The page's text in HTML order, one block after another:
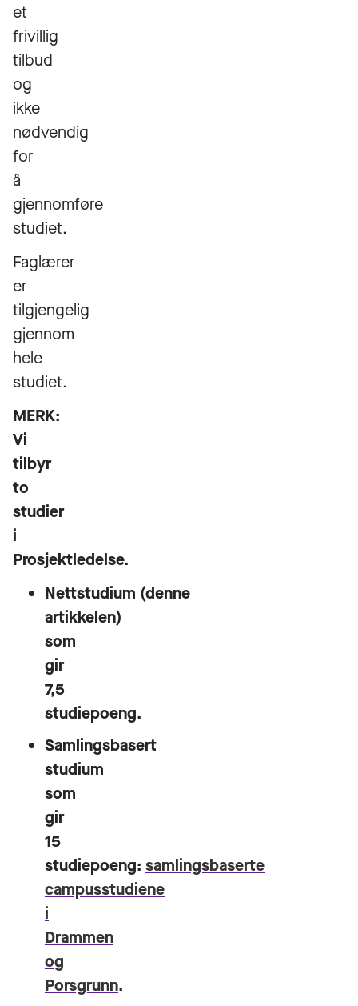
et
frivillig
tilbud
og
ikke
nødvendig
for
å
gjennomføre
studiet.
Faglærer
er
tilgjengelig
gjennom
hele
studiet.
MERK:
Vi
tilbyr
to
studier
i
Prosjektledelse.
Nettstudium (denne
artikkelen)
som
gir
7,5
studiepoeng.
Samlingsbasert
studium
som
gir
15
studiepoeng: samlingsbaserte
campusstudiene
i
Drammen
og
Porsgrunn.